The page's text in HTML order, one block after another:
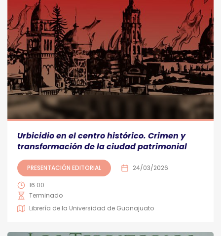
Urbicidio en el centro histórico. Crimen y
transformación de la ciudad patrimonial
PRESENTACIÓN EDITORIAL 24/03/2026
16:00
Terminado
Librería de la Universidad de Guanajuato